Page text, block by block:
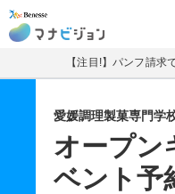
マナビジョン
【注目!】パンフ請
愛媛調理製菓専門学
オープン
ベント予